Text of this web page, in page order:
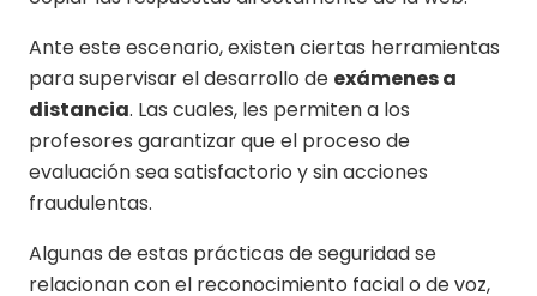
Ante este escenario, existen ciertas herramientas
para supervisar el desarrollo de exámenes a
distancia. Las cuales, les permiten a los
profesores garantizar que el proceso de
evaluación sea satisfactorio y sin acciones
fraudulentas.
Algunas de estas prácticas de seguridad se
relacionan con el reconocimiento facial o de voz,